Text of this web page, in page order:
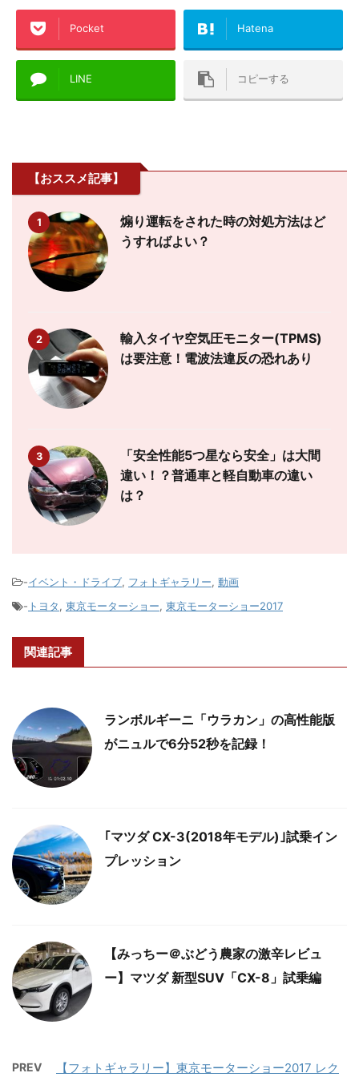
Pocket Hatena
LINE コピーする
【おススメ記事】
1
煽り運転をされた時の対処方法はど
うすればよい？
2
輸入タイヤ空気圧モニター(TPMS)
は要注意！電波法違反の恐れあり
3
「安全性能5つ星なら安全」は大間
違い！？普通車と軽自動車の違い
は？
-イベント・ドライブ, フォトギャラリー, 動画
- トヨタ, 東京モーターショー, 東京モーターショー2017
関連記事
ランボルギーニ「ウラカン」の高性能版
がニュルで6分52秒を記録！
｢マツダ CX-3(2018年モデル)｣試乗イン
プレッション
【みっちー＠ぶどう農家の激辛レビュ
ー】マツダ 新型SUV「CX-8」試乗編
PREV 【フォトギャラリー】東京モーターショー2017 レク